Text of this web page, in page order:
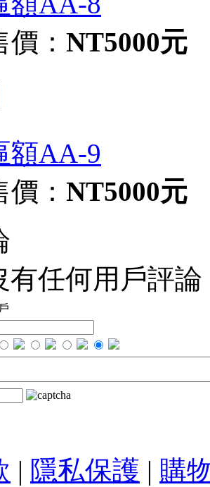
： NT5000元
額AA-9
： NT5000元
有任何用戶評論
| 隱私保護 | 購